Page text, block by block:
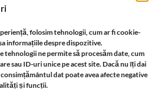
folosim tehnologii, cum ar fi cookie-
informațiile despre dispozitive.
tehnologii ne permite să procesăm date, cum
sau ID-uri unice pe acest site. Dacă nu îți dai
dat poate avea afecte negative
și funcții.